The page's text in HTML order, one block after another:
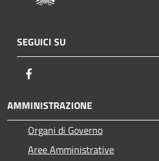
SEGUICI SU
AMMINISTRAZIONE
Organi di Governo
Aree Amministrative